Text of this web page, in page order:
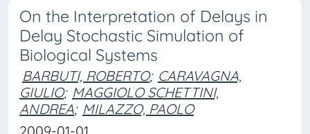
On the Interpretation of Delays in
Delay Stochastic Simulation of
Biological Systems
BARBUTI, ROBERTO; CARAVAGNA,
GIULIO; MAGGIOLO SCHETTINI,
ANDREA; MILAZZO, PAOLO